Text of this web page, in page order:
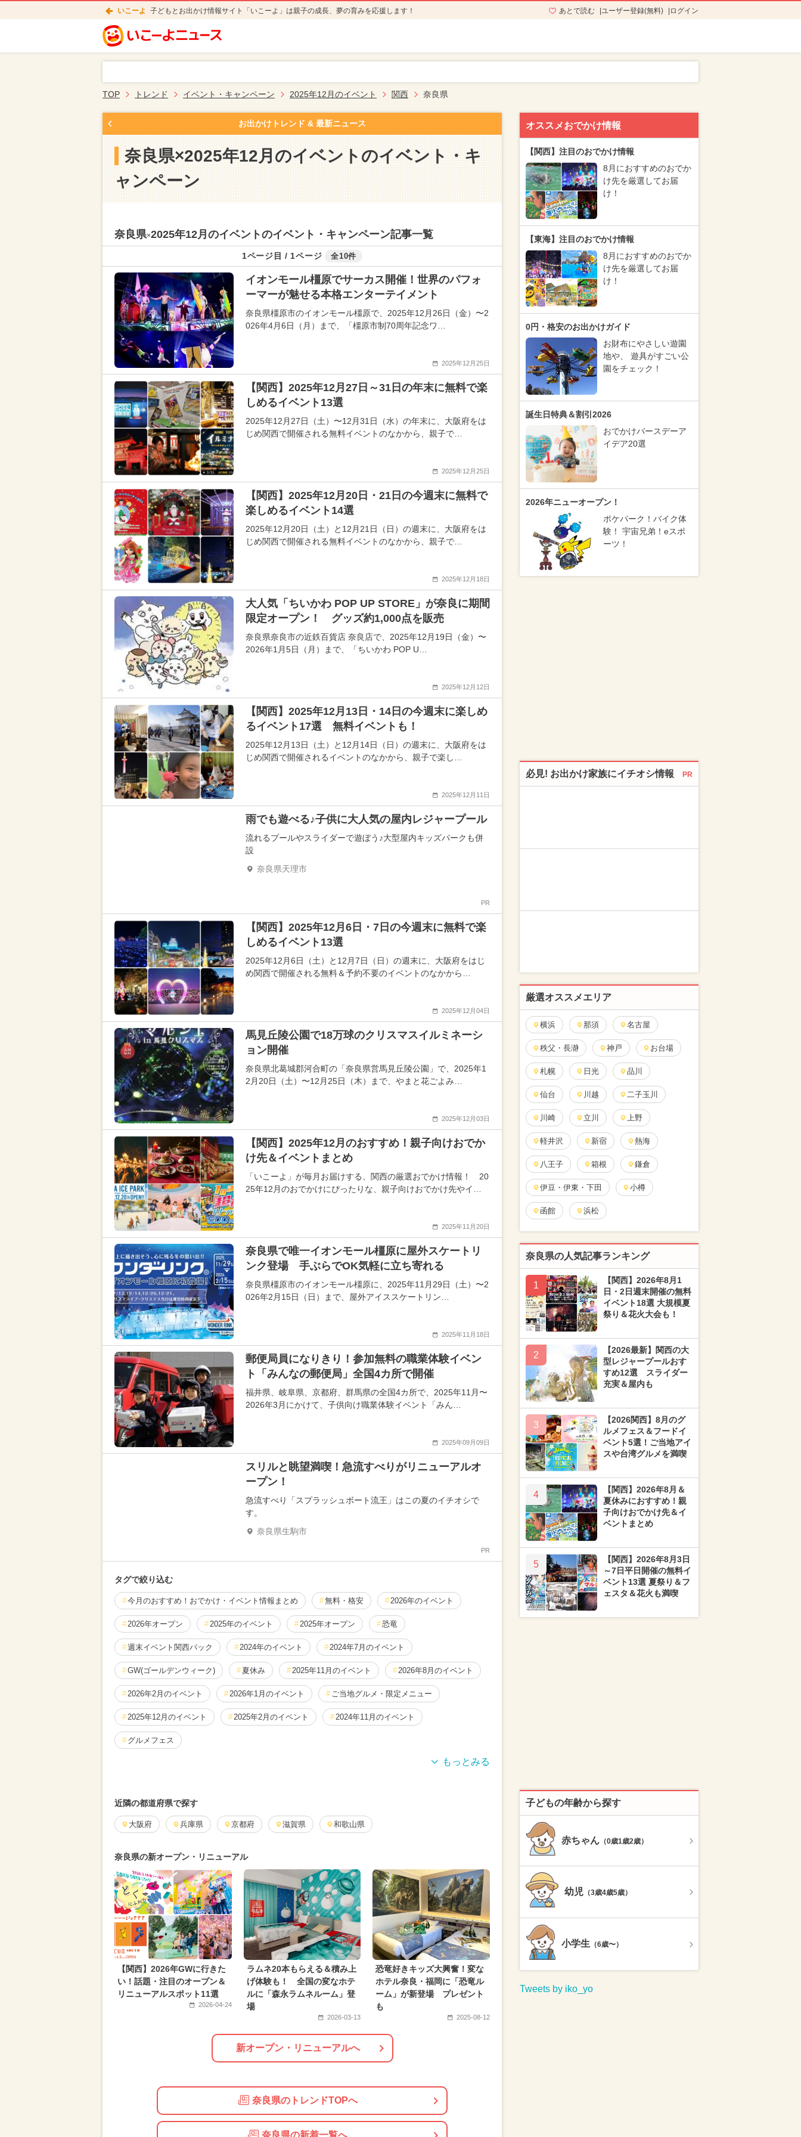
いこーよ 子どもとお出かけ情報サイト「いこーよ」は親子の成長、夢の育みを応援します！ あとで読む ユーザー登録(無料) ログイン
TOP トレンド イベント・キャンペーン 2025年12月のイベント 関西 奈良県
お出かけトレンド & 最新ニュース
奈良県×2025年12月のイベントのイベント・キ
ャンペーン
奈良県×2025年12月のイベントのイベント・キャンペーン記事一覧
1ページ目 / 1ページ 全10件
イオンモール橿原でサーカス開催！世界のパフォ
ーマーが魅せる本格エンターテイメント
奈良県橿原市のイオンモール橿原で、2025年12月26日（金）〜2
026年4月6日（月）まで、「橿原市制70周年記念ワ…
2025年12月25日
【関西】2025年12月27日～31日の年末に無料で楽
しめるイベント13選
2025年12月27日（土）〜12月31日（水）の年末に、大阪府をは
じめ関西で開催される無料イベントのなかから、親子で…
2025年12月25日
【関西】2025年12月20日・21日の今週末に無料で
楽しめるイベント14選
2025年12月20日（土）と12月21日（日）の週末に、大阪府をは
じめ関西で開催される無料イベントのなかから、親子で…
2025年12月18日
大人気「ちいかわ POP UP STORE」が奈良に期間
限定オープン！ グッズ約1,000点を販売
奈良県奈良市の近鉄百貨店 奈良店で、2025年12月19日（金）〜
2026年1月5日（月）まで、「ちいかわ POP U…
2025年12月12日
【関西】2025年12月13日・14日の今週末に楽しめ
るイベント17選 無料イベントも！
2025年12月13日（土）と12月14日（日）の週末に、大阪府をは
じめ関西で開催されるイベントのなかから、親子で楽し…
2025年12月11日
雨でも遊べる♪子供に大人気の屋内レジャープール
流れるプールやスライダーで遊ぼう♪大型屋内キッズパークも併
設
奈良県天理市
PR
【関西】2025年12月6日・7日の今週末に無料で楽
しめるイベント13選
2025年12月6日（土）と12月7日（日）の週末に、大阪府をはじ
め関西で開催される無料＆予約不要のイベントのなかから…
2025年12月04日
馬見丘陵公園で18万球のクリスマスイルミネーシ
ョン開催
奈良県北葛城郡河合町の「奈良県営馬見丘陵公園」で、2025年1
2月20日（土）〜12月25日（木）まで、やまと花ごよみ…
2025年12月03日
【関西】2025年12月のおすすめ！親子向けおでか
け先＆イベントまとめ
「いこーよ」が毎月お届けする、関西の厳選おでかけ情報！ 20
25年12月のおでかけにぴったりな、親子向けおでかけ先やイ…
2025年11月20日
奈良県で唯一イオンモール橿原に屋外スケートリ
ンク登場 手ぶらでOK気軽に立ち寄れる
奈良県橿原市のイオンモール橿原に、2025年11月29日（土）〜2
026年2月15日（日）まで、屋外アイススケートリン…
2025年11月18日
郵便局員になりきり！参加無料の職業体験イベン
ト「みんなの郵便局」全国4カ所で開催
福井県、岐阜県、京都府、群馬県の全国4カ所で、2025年11月〜
2026年3月にかけて、子供向け職業体験イベント「みん…
2025年09月09日
スリルと眺望満喫！急流すべりがリニューアルオ
ープン！
急流すべり「スプラッシュボート流王」はこの夏のイチオシで
す。
奈良県生駒市
PR
タグで絞り込む
今月のおすすめ！おでかけ・イベント情報まとめ 無料・格安 2026年のイベント
2026年オープン 2025年のイベント 2025年オープン 恐竜
週末イベント関西パック 2024年のイベント 2024年7月のイベント
GW(ゴールデンウィーク) 夏休み 2025年11月のイベント 2026年8月のイベント
2026年2月のイベント 2026年1月のイベント ご当地グルメ・限定メニュー
2025年12月のイベント 2025年2月のイベント 2024年11月のイベント
グルメフェス
2025年3月のイベント
2026年4月のイベント 2025年7月のイベント 2024年9月のイベント
2025年9月のイベント キャラクター 2025年4月のイベント
2025年5月のイベント 2025年6月のイベント 日帰り 2024年3月のイベント
2024年5月のイベント 2024年8月のイベント 2025年10月のイベント
2024年4月のイベント 2024年6月のイベント スポーツ アート
いちごビュッフェ 都民の日・県民の日・市民の日 1日中遊べる
近隣の都道府県で探す
大阪府 兵庫県 京都府 滋賀県 和歌山県
奈良県の新オープン・リニューアル
【関西】2026年GWに行きた
い！話題・注目のオープン＆
リニューアルスポット11選
2026-04-24
ラムネ20本もらえる＆積み上
げ体験も！ 全国の変なホテ
ルに「森永ラムネルーム」登
場
2026-03-13
恐竜好きキッズ大興奮！変な
ホテル奈良・福岡に「恐竜ル
ーム」が新登場 プレゼント
も
2025-08-12
新オープン・リニューアルへ
奈良県のトレンドTOPへ
奈良県の新着一覧へ
オススメおでかけ情報
【関西】注目のおでかけ情報
8月におすすめのおでか
け先を厳選してお届
け！
【東海】注目のおでかけ情報
8月におすすめのおでか
け先を厳選してお届
け！
0円・格安のお出かけガイド
お財布にやさしい遊園
地や、 遊具がすごい公
園をチェック！
誕生日特典＆割引2026
おでかけバースデーア
イデア20選
2026年ニューオープン！
ポケパーク！バイク体
験！ 宇宙兄弟！eスポ
ーツ！
必見! お出かけ家族にイチオシ情報 PR
厳選オススメエリア
横浜 那須 名古屋
秩父・長瀞 神戸 お台場
札幌 日光 品川
仙台 川越 二子玉川
川崎 立川 上野
軽井沢 新宿 熱海
八王子 箱根 鎌倉
伊豆・伊東・下田 小樽
函館 浜松
奈良県の人気記事ランキング
1
【関西】2026年8月1
日・2日週末開催の無料
イベント18選 大規模夏
祭り＆花火大会も！
2
【2026最新】関西の大
型レジャープールおす
すめ12選 スライダー
充実＆屋内も
3
【2026関西】8月のグ
ルメフェス＆フードイ
ベント5選！ご当地アイ
スや台湾グルメを満喫
4
【関西】2026年8月＆
夏休みにおすすめ！親
子向けおでかけ先＆イ
ベントまとめ
5
【関西】2026年8月3日
～7日平日開催の無料イ
ベント13選 夏祭り＆フ
ェスタ＆花火も満喫
子どもの年齢から探す
赤ちゃん （0歳1歳2歳）
幼児 （3歳4歳5歳）
小学生 （6歳〜）
Tweets by iko_yo